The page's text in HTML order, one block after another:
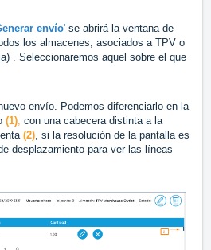
envío' se abrirá la ventana de
los almacenes, asociados a TPV o
. Seleccionaremos aquel sobre el que
envío. Podemos diferenciarlo en la
(1) con una cabecera distinta a la
(2) , si la resolución de la pantalla es
desplazamiento para ver las líneas